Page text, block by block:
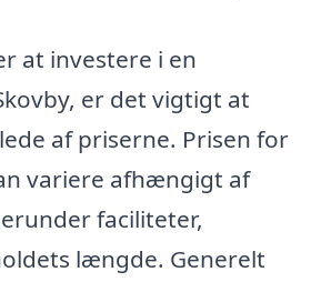
at investere i en
er det vigtigt at
af priserne. Prisen for
variere afhængigt af
faciliteter,
længde. Generelt